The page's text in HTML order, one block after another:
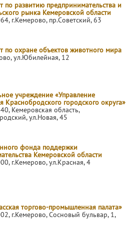
по развитию предпринимательства и
рынка Кемеровской области
г.Кемерово, пр.Советский, 63
по охране объектов животного мира
ул.Юбилейная, 12
учреждение «Управление
Краснобродского городского округа»
Кемеровская область,
ул.Новая, 45
фонда поддержки
Кемеровской области
г.Кемерово, ул.Красная, 4
торгово-промышленная палата»
г.Кемерово, Сосновый бульвар, 1,